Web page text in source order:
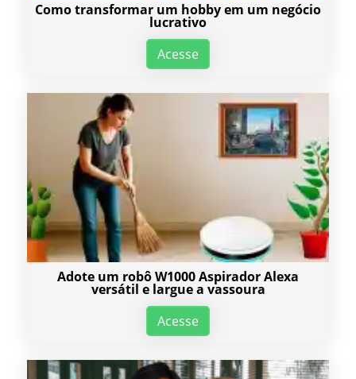
Como transformar um hobby em um negócio
lucrativo
Acesse
Adote um robô W1000 Aspirador Alexa
versátil e largue a vassoura
Acesse